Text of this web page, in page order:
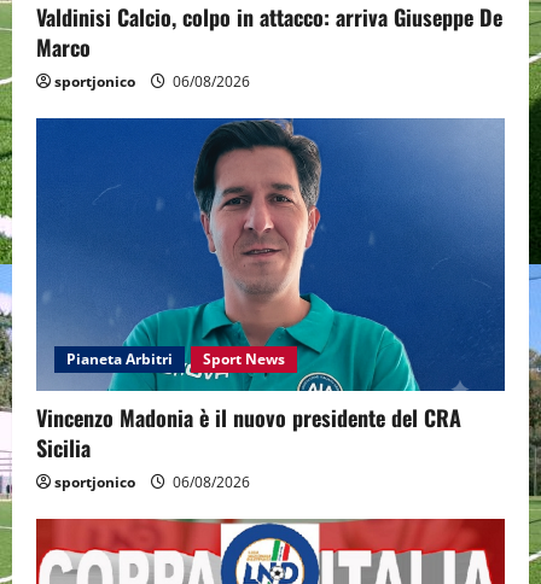
Valdinisi Calcio, colpo in attacco: arriva Giuseppe De
Marco
sportjonico 06/08/2026
Pianeta Arbitri Sport News
Vincenzo Madonia è il nuovo presidente del CRA
Sicilia
sportjonico 06/08/2026